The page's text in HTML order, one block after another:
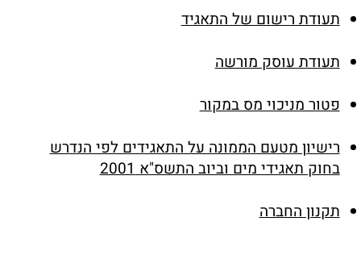
תעודת רישום של התאגיד
תעודת עוסק מורשה
פטור מניכוי מס במקור
רישיון מטעם הממונה על התאגידים לפי הנדרש
בחוק תאגידי מים וביוב התשס"א 2001
תקנון החברה